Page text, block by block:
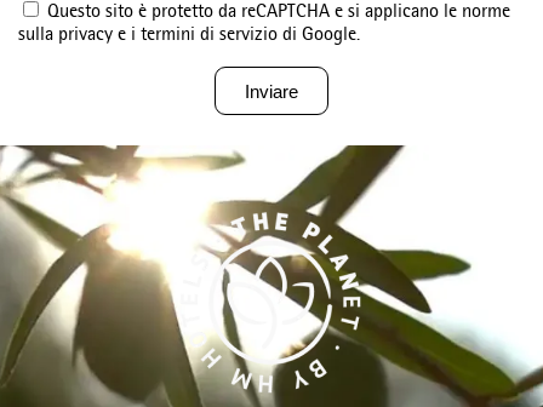
Questo sito è protetto da reCAPTCHA e si applicano le norme
sulla privacy e i termini di servizio di Google.
Inviare